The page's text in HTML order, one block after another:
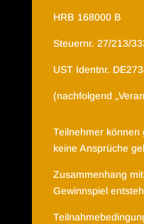
HRB 168000 B
Steuernr. 27/213/
UST Identnr.
(nachfolgend
Teilnehmer können
keine Ansprüche
Zusammenhang
Gewinnspiel